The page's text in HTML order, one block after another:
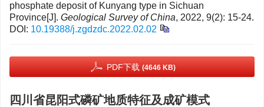
phosphate deposit of Kunyang type in Sichuan
Province[J]. Geological Survey of China, 2022, 9(2): 15-24.
DOI: 10.19388/j.zgdzdc.2022.02.02
PDF下载 (4646 KB)
四川省昆阳式磷矿地质特征及成矿模式